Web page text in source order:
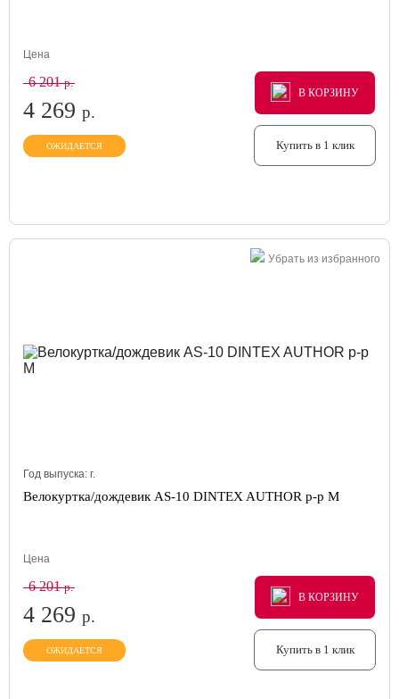
Цена
6 201р.
4 269 р.
ОЖИДАЕТСЯ
В КОРЗИНУ
В КОРЗИНУ
В КОРЗИНУ
Купить в 1 клик
Убрать из избранного
Год выпуска: г.
Велокуртка/дождевик AS-10 DINTEX AUTHOR р-р M
Цена
6 201р.
4 269 р.
ОЖИДАЕТСЯ
В КОРЗИНУ
В КОРЗИНУ
В КОРЗИНУ
Купить в 1 клик